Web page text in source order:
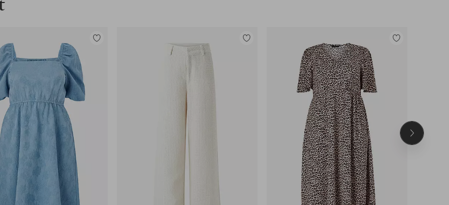
Toevoegen
Toevoegen
Toevoegen
Volgend